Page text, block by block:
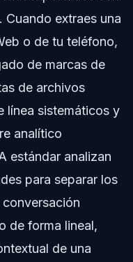
Cuando extraes una
o de tu teléfono,
de marcas de
de archivos
línea sistemáticos y
analítico
estándar analizan
para separar los
de forma lineal,
de una